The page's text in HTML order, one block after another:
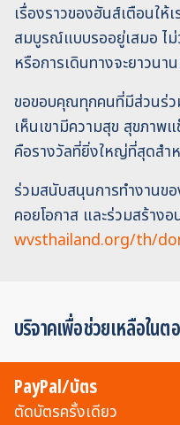
เรื่องราวของฮันส์เตือนให้
สมบูรณ์แบบรออยู่เสมอ ไม่
หรือการเดินทางจะยาวนา
ขอขอบคุณทุกคนที่มีส่วนร่ว
เห็นเขามีความสุข สุขภาพ
คือรางวัลที่ยิ่งใหญ่ที่สุดสำ
ร่วมสนับสนุนการทำงานข
คอยโอกาส และร่วมสร้าง
wvsthailand.org/th/
บริจาคเพื่อช่วยเหลือในต
PayPal/บัตร
ตัดบัตรครั้งเดียว